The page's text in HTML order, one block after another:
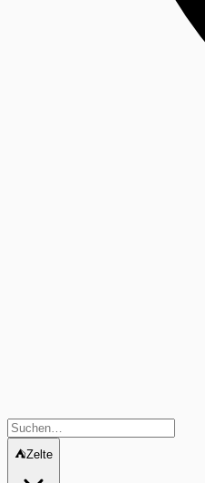
⛺Zelte